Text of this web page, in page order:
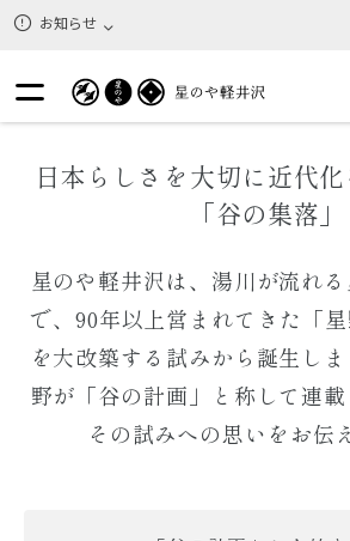
お知らせ
日本らしさを大切に近代
「谷の集落」
星のや軽井沢は、湯川が流れ
で、90年以上営まれてきた「星
を大改築する試みから誕生し
野が「谷の計画」と称して連載
その試みへの思いをお伝